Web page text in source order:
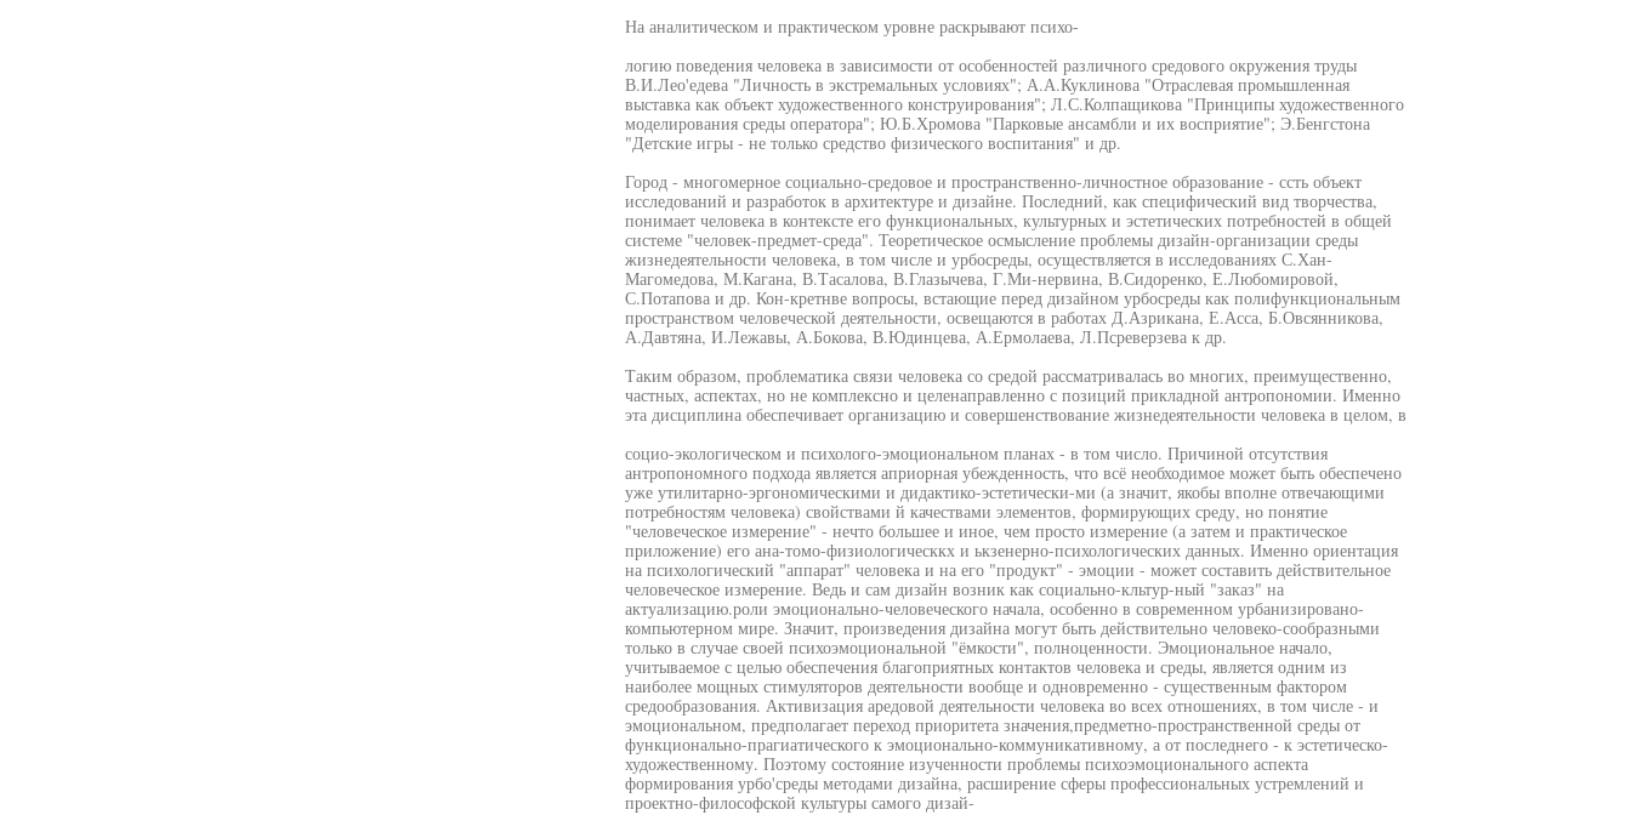
На аналитическом и практическом уровне раскрывают психо-
логию поведения человека в зависимости от особенностей различного средового окружения труды
В.И.Лео'едева "Личность в экстремальных условиях"; А.А.Куклинова "Отраслевая промышленная
выставка как объект художественного конструирования"; Л.С.Колпащикова "Принципы художественного
моделирования среды оператора"; Ю.Б.Хромова "Парковые ансамбли и их восприятие"; Э.Бенгстона
"Детские игры - не только средство физического воспитания" и др.
Город - многомерное социально-средовое и пространственно-личностное образование - ссть объект
исследований и разработок в архитектуре и дизайне. Последний, как специфический вид творчества,
понимает человека в контексте его функциональных, культурных и эстетических потребностей в общей
системе "человек-предмет-среда". Теоретическое осмысление проблемы дизайн-организации среды
жизнедеятельности человека, в том числе и урбосреды, осуществляется в исследованиях С.Хан-
Магомедова, М.Кагана, В.Тасалова, В.Глазычева, Г.Ми-нервина, В.Сидоренко, Е.Любомировой,
С.Потапова и др. Кон-кретнве вопросы, встающие перед дизайном урбосреды как полифункциональным
пространством человеческой деятельности, освещаются в работах Д.Азрикана, Е.Асса, Б.Овсянникова,
А.Давтяна, И.Лежавы, А.Бокова, В.Юдинцева, А.Ермолаева, Л.Псреверзева к др.
Таким образом, проблематика связи человека со средой рассматривалась во многих, преимущественно,
частных, аспектах, но не комплексно и целенаправленно с позиций прикладной антропономии. Именно
эта дисциплина обеспечивает организацию и совершенствование жизнедеятельности человека в целом, в
социо-экологическом и психолого-эмоциональном планах - в том число. Причиной отсутствия
антропономного подхода является априорная убежденность, что всё необходимое может быть обеспечено
уже утилитарно-эргономическими и дидактико-эстетически-ми (а значит, якобы вполне отвечающими
потребностям человека) свойствами й качествами элементов, формирующих среду, но понятие
"человеческое измерение" - нечто большее и иное, чем просто измерение (а затем и практическое
приложение) его ана-томо-физиологическкх и ькзенерно-психологических данных. Именно ориентация
на психологический "аппарат" человека и на его "продукт" - эмоции - может составить действительное
человеческое измерение. Ведь и сам дизайн возник как социально-кльтур-ный "заказ" на
актуализацию.роли эмоционально-человеческого начала, особенно в современном урбанизировано-
компьютерном мире. Значит, произведения дизайна могут быть действительно человеко-сообразными
только в случае своей психоэмоциональной "ёмкости", полноценности. Эмоциональное начало,
учитываемое с целью обеспечения благоприятных контактов человека и среды, является одним из
наиболее мощных стимуляторов деятельности вообще и одновременно - существенным фактором
средообразования. Активизация аредовой деятельности человека во всех отношениях, в том числе - и
эмоциональном, предполагает переход приоритета значения,предметно-пространственной среды от
функционально-прагиатического к эмоционально-коммуникативному, а от последнего - к эстетическо-
художественному. Поэтому состояние изученности проблемы психоэмоционального аспекта
формирования урбо'среды методами дизайна, расширение сферы профессиональных устремлений и
проектно-философской культуры самого дизай-